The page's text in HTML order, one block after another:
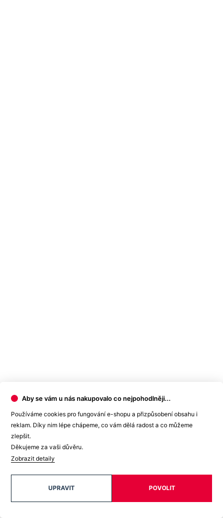
Aby se vám u nás nakupovalo co nejpohodlněji...
Používáme cookies pro fungování e-shopu a přizpůsobení obsahu i
reklam. Díky nim lépe chápeme, co vám dělá radost a co můžeme
zlepšit.
Děkujeme za vaši důvěru.
Zobrazit detaily
POVOLIT
UPRAVIT